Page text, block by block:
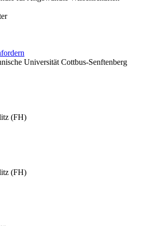
Universität Cottbus-Senftenberg
(FH)
(FH)